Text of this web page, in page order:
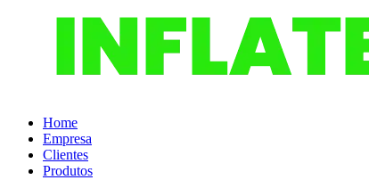
Home
Empresa
Clientes
Produtos